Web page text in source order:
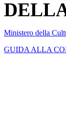
Ministero della
GUIDA ALLA